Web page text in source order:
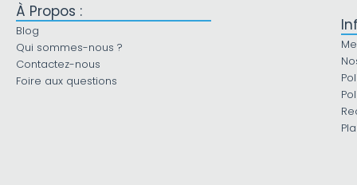
À Propos :
Blog
Qui sommes-nous ?
Contactez-nous
Foire aux questions